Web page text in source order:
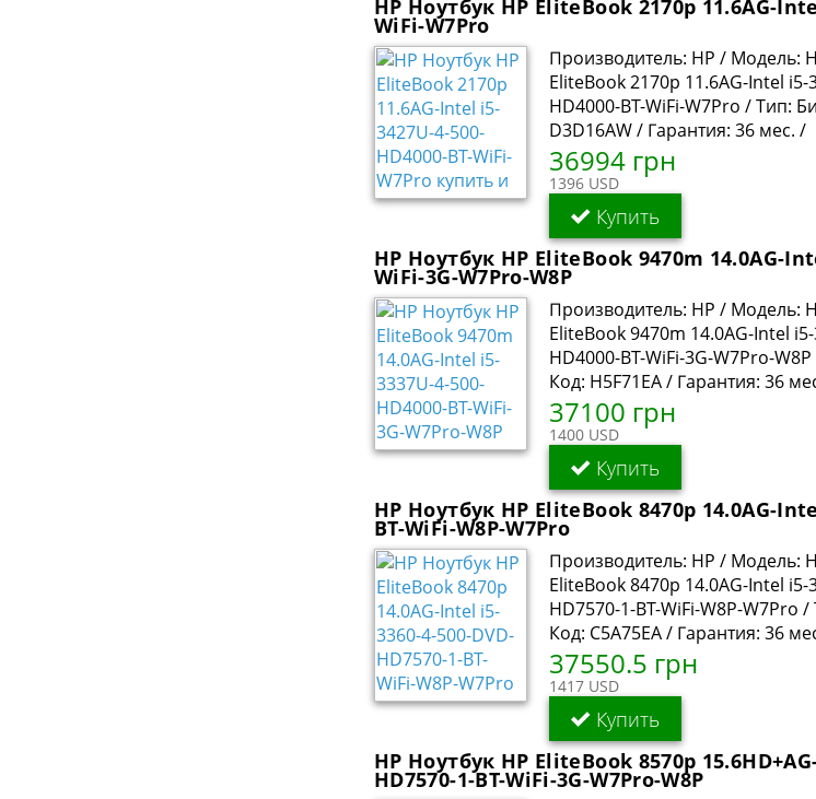
HP Ноутбук HP EliteBook 2170p 11.6AG-
WiFi-W7Pro
Производитель: HP / Модель:
EliteBook 2170p 11.6AG-Intel i5-
HD4000-BT-WiFi-W7Pro / Тип:
D3D16AW / Гарантия: 36 мес. /
36994 грн
1396 USD
Купить
HP Ноутбук HP EliteBook 9470m 14.0AG-
WiFi-3G-W7Pro-W8P
Производитель: HP / Модель:
EliteBook 9470m 14.0AG-Intel
HD4000-BT-WiFi-3G-W7Pro-
Код: H5F71EA / Гарантия: 36
37100 грн
1400 USD
Купить
HP Ноутбук HP EliteBook 8470p 14.0AG-
BT-WiFi-W8P-W7Pro
Производитель: HP / Модель:
EliteBook 8470p 14.0AG-Intel i5-
HD7570-1-BT-WiFi-W8P-W7Pro
Код: C5A75EA / Гарантия: 36
37550.5 грн
1417 USD
Купить
HP Ноутбук HP EliteBook 8570p
HD7570-1-BT-WiFi-3G-W7Pro-W8P